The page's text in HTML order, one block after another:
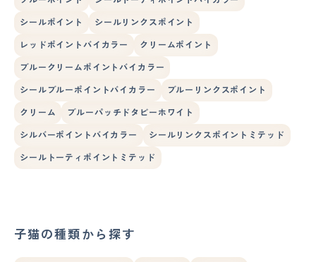
シールポイント シールリンクスポイント
レッドポイントバイカラー クリームポイント
ブルークリームポイントバイカラー
シールブルーポイントバイカラー ブルーリンクスポイント
クリーム ブルーパッチドタビーホワイト
シルバーポイントバイカラー シールリンクスポイントミテッド
シールトーティポイントミテッド
子猫の種類から探す